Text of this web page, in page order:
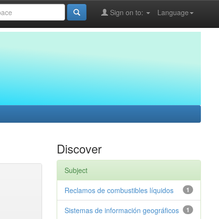
Language
Sign on to:
Discover
Subject
1
Reclamos de combustibles líquidos
1
Sistemas de información geográficos